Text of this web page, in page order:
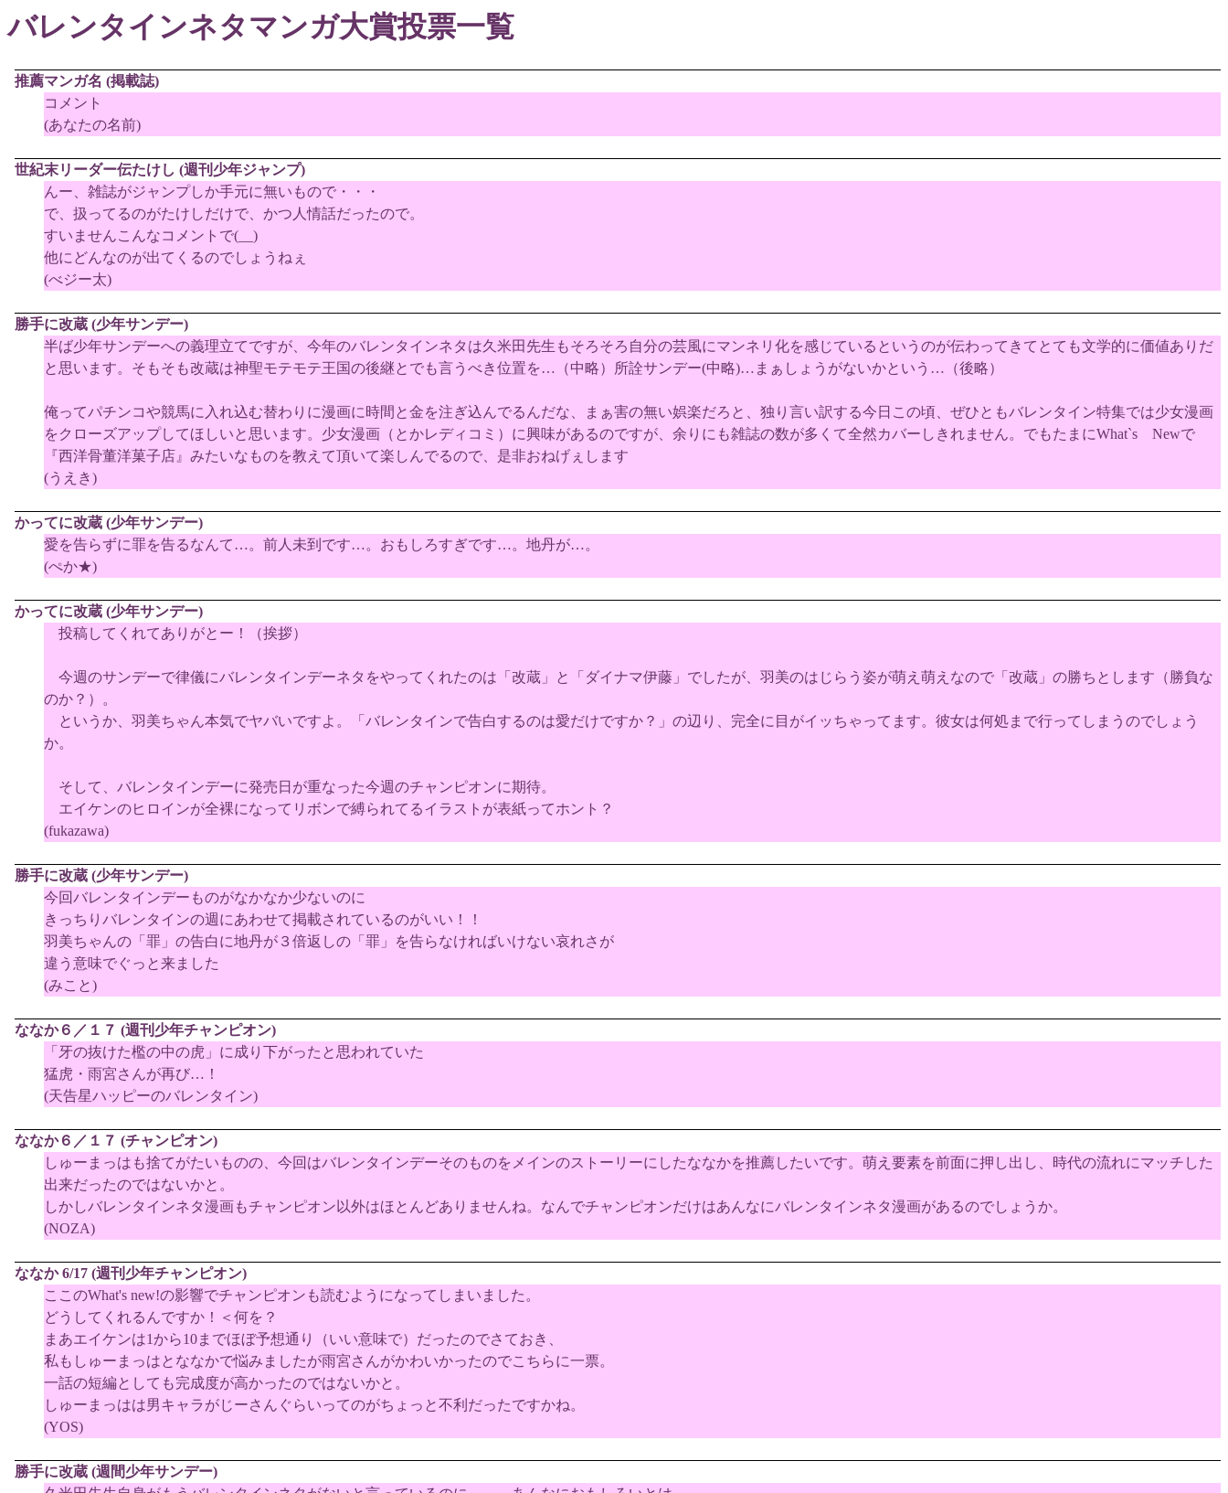
バレンタインネタマンガ大賞投票一覧
推薦マンガ名 (掲載誌)
コメント
(あなたの名前)
世紀末リーダー伝たけし (週刊少年ジャンプ)
んー、雑誌がジャンプしか手元に無いもので・・・
で、扱ってるのがたけしだけで、かつ人情話だったので。
すいませんこんなコメントで(__)
他にどんなのが出てくるのでしょうねぇ
(べジー太)
勝手に改蔵 (少年サンデー)
半ば少年サンデーへの義理立てですが、今年のバレンタインネタは久米田先生もそろそろ自分の芸風にマンネリ化を感じているというのが伝わってきてとても文学的に価値ありだ
と思います。そもそも改蔵は神聖モテモテ王国の後継とでも言うべき位置を…（中略）所詮サンデー(中略)…まぁしょうがないかという…（後略）
俺ってパチンコや競馬に入れ込む替わりに漫画に時間と金を注ぎ込んでるんだな、まぁ害の無い娯楽だろと、独り言い訳する今日この頃、ぜひともバレンタイン特集では少女漫画
をクローズアップしてほしいと思います。少女漫画（とかレディコミ）に興味があるのですが、余りにも雑誌の数が多くて全然カバーしきれません。でもたまにWhat`s Newで
『西洋骨董洋菓子店』みたいなものを教えて頂いて楽しんでるので、是非おねげぇします
(うえき)
かってに改蔵 (少年サンデー)
愛を告らずに罪を告るなんて…。前人未到です…。おもしろすぎです…。地丹が…。
(ぺか★)
かってに改蔵 (少年サンデー)
投稿してくれてありがとー！（挨拶）
今週のサンデーで律儀にバレンタインデーネタをやってくれたのは「改蔵」と「ダイナマ伊藤」でしたが、羽美のはじらう姿が萌え萌えなので「改蔵」の勝ちとします（勝負な
のか？）。
というか、羽美ちゃん本気でヤバいですよ。「バレンタインで告白するのは愛だけですか？」の辺り、完全に目がイッちゃってます。彼女は何処まで行ってしまうのでしょう
か。
そして、バレンタインデーに発売日が重なった今週のチャンピオンに期待。
エイケンのヒロインが全裸になってリボンで縛られてるイラストが表紙ってホント？
(fukazawa)
勝手に改蔵 (少年サンデー)
今回バレンタインデーものがなかなか少ないのに
きっちりバレンタインの週にあわせて掲載されているのがいい！！
羽美ちゃんの「罪」の告白に地丹が３倍返しの「罪」を告らなければいけない哀れさが
違う意味でぐっと来ました
(みこと)
ななか６／１７ (週刊少年チャンピオン)
「牙の抜けた檻の中の虎」に成り下がったと思われていた
猛虎・雨宮さんが再び…！
(天告星ハッピーのバレンタイン)
ななか６／１７ (チャンピオン)
しゅーまっはも捨てがたいものの、今回はバレンタインデーそのものをメインのストーリーにしたななかを推薦したいです。萌え要素を前面に押し出し、時代の流れにマッチした
出来だったのではないかと。
しかしバレンタインネタ漫画もチャンピオン以外はほとんどありませんね。なんでチャンピオンだけはあんなにバレンタインネタ漫画があるのでしょうか。
(NOZA)
ななか 6/17 (週刊少年チャンピオン)
ここのWhat's new!の影響でチャンピオンも読むようになってしまいました。
どうしてくれるんですか！＜何を？
まあエイケンは1から10までほぼ予想通り（いい意味で）だったのでさておき、
私もしゅーまっはとななかで悩みましたが雨宮さんがかわいかったのでこちらに一票。
一話の短編としても完成度が高かったのではないかと。
しゅーまっはは男キャラがじーさんぐらいってのがちょっと不利だったですかね。
(YOS)
勝手に改蔵 (週間少年サンデー)